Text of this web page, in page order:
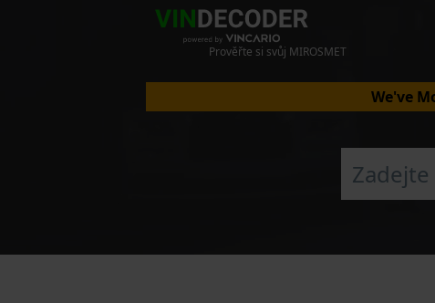
Prověřte si svůj MIROSMET
We've